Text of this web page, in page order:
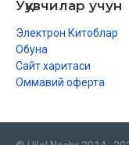
Ўқувчилар учун
Электрон Китоблар
Обуна
Сайт харитаси
Оммавий оферта